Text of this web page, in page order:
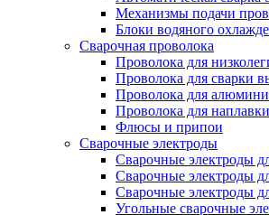
Механизмы подачи
Блоки водяного
Сварочная проволока
Проволока для
Проволока для сварки
Проволока для
Проволока для наплавки
Флюсы и припои
Сварочные электроды
Сварочные электроды
Сварочные электроды
Сварочные электроды
Угольные сварочные